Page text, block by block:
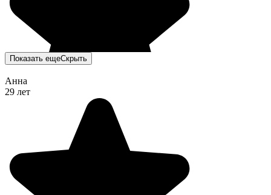
Показать ещеСкрыть
Анна
29 лет